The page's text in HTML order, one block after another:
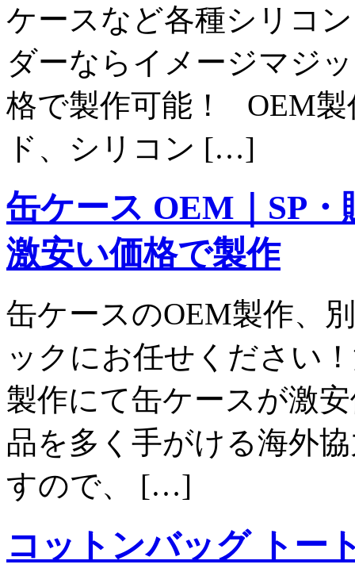
ケースなど各種シリコ
ダーならイメージマジ
格で製作可能！ OEM
ド、シリコン […]
缶ケース OEM｜SP
激安い価格で製作
缶ケースのOEM製作、
ックにお任せください
製作にて缶ケースが激
品を多く手がける海外
すので、 […]
コットンバッグ トー